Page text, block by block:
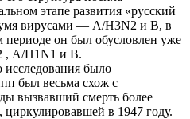
этапе развития «русский
вирусами — А/H3N2 и В, в
периоде он был обусловлен уже
, А/H1N1 и В.
исследования было
был весьма схож с
вызвавший смерть более
в 1947 году.